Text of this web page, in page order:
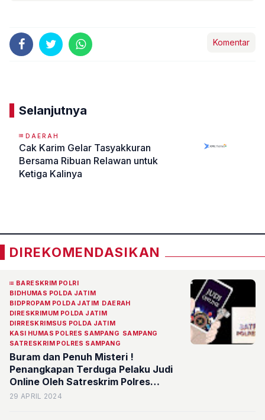
Komentar
Selanjutnya
DAERAH
Cak Karim Gelar Tasyakkuran
Bersama Ribuan Relawan untuk
Ketiga Kalinya
DIREKOMENDASIKAN
BARESKRIM POLRI
BIDHUMAS POLDA JATIM
BIDPROPAM POLDA JATIM DAERAH
DIRESKRIMUM POLDA JATIM
DIRRESKRIMSUS POLDA JATIM
KASI HUMAS POLRES SAMPANG SAMPANG
SATRESKRIM POLRES SAMPANG
Buram dan Penuh Misteri !
Penangkapan Terduga Pelaku Judi
Online Oleh Satreskrim Polres
Sampang Madura
29 APRIL 2024